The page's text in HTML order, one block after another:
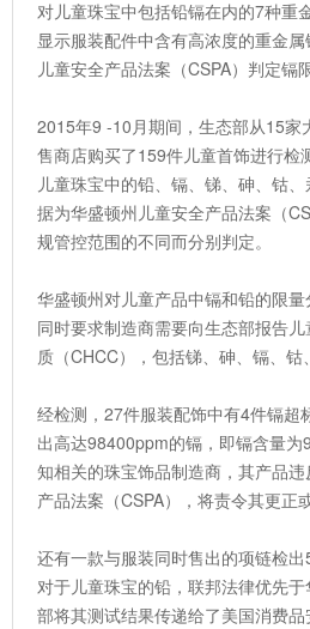
对儿童珠宝中包括铅镉在内的7种重
显示服装配件中含有高浓度的重金
儿童安全产品法案（CSPA）判定镉
2015年9 -10月期间，生态部从15家
售商店购买了159件儿童首饰进行检
儿童珠宝中的铅、镉、锑、砷、钴
据为华盛顿州儿童安全产品法案（
规管控范围的不同而分别判定。
华盛顿州对儿童产品中镉和铅的限
同时要求制造商需要向生态部报告
质（CHCC），包括锑、砷、镉、钴
经检测，27件服装配饰中有4件镉超
出高达98400ppm的镉，即镉含量为
知相关的珠宝饰品制造商，其产品
产品法案（CSPA），将责令其更正
还有一款与服装同时售出的项链检
对于儿童珠宝的铅，联邦法律优先
部将其测试结果传递给了美国消费品